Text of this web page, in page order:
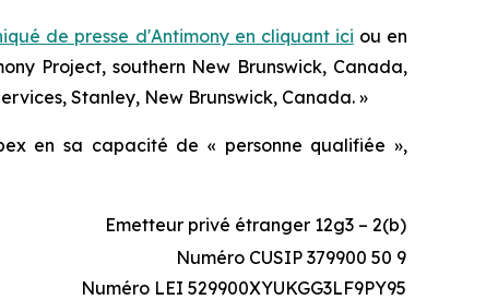
de presse d'Antimony en cliquant ici ou en
Project, southern New Brunswick, Canada,
Stanley, New Brunswick, Canada. »
en sa capacité de « personne qualifiée »,
Emetteur privé étranger 12g3 – 2(b)
Numéro CUSIP 379900 50 9
Numéro LEI 529900XYUKGG3LF9PY95